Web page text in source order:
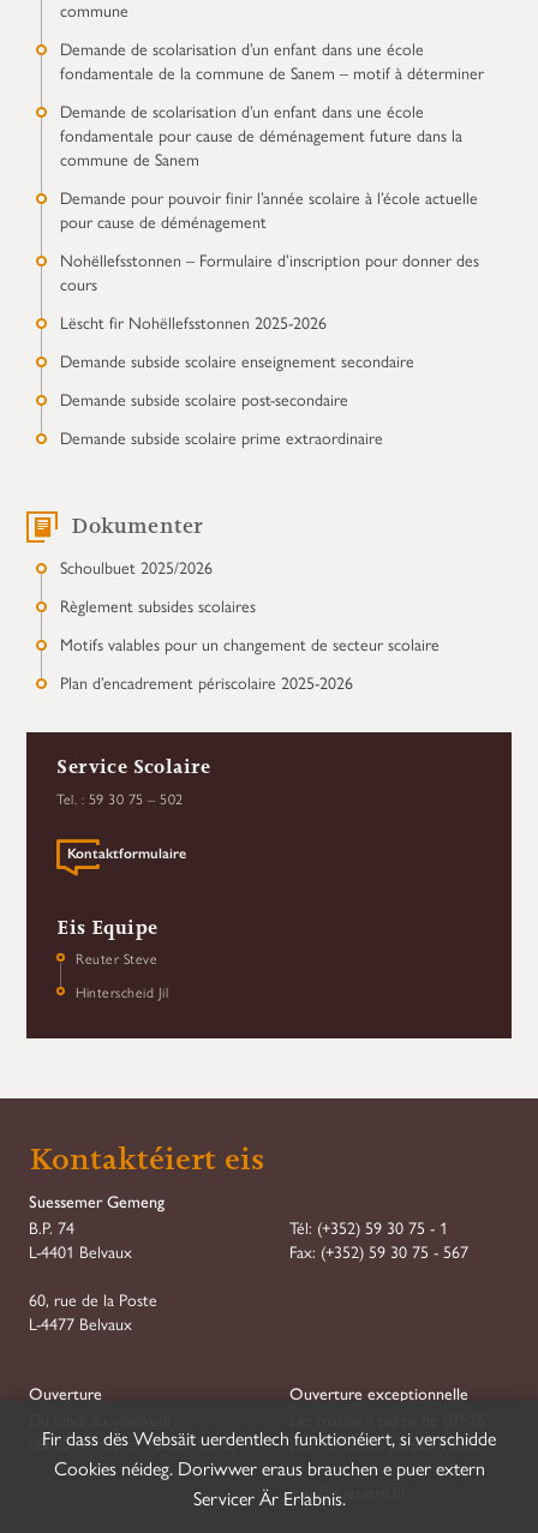
commune
Demande de scolarisation d’un enfant dans une école
fondamentale de la commune de Sanem – motif à déterminer
Demande de scolarisation d’un enfant dans une école
fondamentale pour cause de déménagement future dans la
commune de Sanem
Demande pour pouvoir finir l’année scolaire à l’école actuelle
pour cause de déménagement
Nohëllefsstonnen – Formulaire d’inscription pour donner des
cours
Lëscht fir Nohëllefsstonnen 2025-2026
Demande subside scolaire enseignement secondaire
Demande subside scolaire post-secondaire
Demande subside scolaire prime extraordinaire
Dokumenter
Schoulbuet 2025/2026
Règlement subsides scolaires
Motifs valables pour un changement de secteur scolaire
Plan d’encadrement périscolaire 2025-2026
Service Scolaire
Tel. : 59 30 75 – 502
Kontaktformulaire
Eis Equipe
Reuter Steve
Hinterscheid Jil
Kontaktéiert eis
Suessemer Gemeng
B.P. 74
L-4401 Belvaux
60, rue de la Poste
L-4477 Belvaux
Tél: (+352) 59 30 75 - 1
Fax: (+352) 59 30 75 - 567
Ouverture
08h00–11h30 et 13h30–16h30
Ouverture exceptionnelle
Les mercredis jusqu'à 18h00
mail@suessem.lu
Fir dass dës Websäit uerdentlech funktionéiert, si verschidde
Cookies néideg. Doriwwer eraus brauchen e puer extern
Servicer Är Erlabnis.